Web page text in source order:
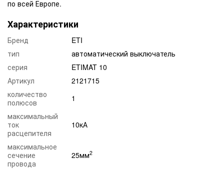
по всей Европе.
Характеристики
Бренд
ETI
тип
автоматический выключатель
серия
ETIMAT 10
Артикул
2121715
количество
полюсов
1
максимальный
ток
расцепителя
10кА
максимальное
сечение
провода
25мм2